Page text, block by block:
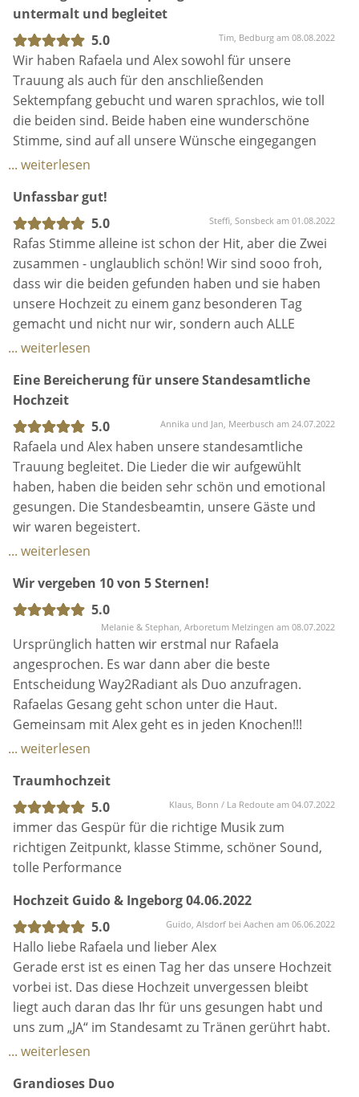
Professionalität ab, die seinesgleichen sucht. Rafa
und Alex haben wundervolle Stimmen, die
zusammen mit der Giratten-Begleitung von Alex
phantastisch zur Geltung kommen - da sitzt jeder
Ton. Wir sind überglücklich, die beiden für unsere
Hochzeit gebucht zu haben. DANKE!
untermalt und begleitet
5.0
Tim, Bedburg am 08.08.2022
Wir haben Rafaela und Alex sowohl für unsere
Trauung als auch für den anschließenden
Sektempfang gebucht und waren sprachlos, wie toll
die beiden sind. Beide haben eine wunderschöne
Stimme, sind auf all unsere Wünsche eingegangen
und haben nicht nur uns sondern auch alle unsere
unserem wichtigsten Tag dabei gehabt zu haben.
... weiterlesen
Unfassbar gut!
5.0
Steffi, Sonsbeck am 01.08.2022
Rafas Stimme alleine ist schon der Hit, aber die Zwei
zusammen - unglaublich schön! Wir sind sooo froh,
dass wir die beiden gefunden haben und sie haben
unsere Hochzeit zu einem ganz besonderen Tag
gemacht und nicht nur wir, sondern auch ALLE
Gäste, waren hin und weg! Alex schafft nur mit einer
alle, die auch mal das Vergnügen haben werden!
... weiterlesen
Eine Bereicherung für unsere Standesamtliche
Hochzeit
5.0
Annika und Jan, Meerbusch am 24.07.2022
Rafaela und Alex haben unsere standesamtliche
Trauung begleitet. Die Lieder die wir aufgewühlt
haben, haben die beiden sehr schön und emotional
gesungen. Die Standesbeamtin, unsere Gäste und
wir waren begeistert.
Nächstes Jahr kommen die beiden zu unserer freien
freuen wir uns schon sehr.
... weiterlesen
Wir vergeben 10 von 5 Sternen!
5.0
Melanie & Stephan, Arboretum Melzingen am 08.07.2022
Ursprünglich hatten wir erstmal nur Rafaela
angesprochen. Es war dann aber die beste
Entscheidung Way2Radiant als Duo anzufragen.
Rafaelas Gesang geht schon unter die Haut.
Gemeinsam mit Alex geht es in jeden Knochen!!!
Besser hätte es nicht sein können.
Vielen Dank, dass ihr uns einen so tollen Tag
beschert habt.
... weiterlesen
Traumhochzeit
5.0
Klaus, Bonn / La Redoute am 04.07.2022
immer das Gespür für die richtige Musik zum
richtigen Zeitpunkt, klasse Stimme, schöner Sound,
tolle Performance
Hochzeit Guido & Ingeborg 04.06.2022
5.0
Guido, Alsdorf bei Aachen am 06.06.2022
Hallo liebe Rafaela und lieber Alex
Gerade erst ist es einen Tag her das unsere Hochzeit
vorbei ist. Das diese Hochzeit unvergessen bleibt
liegt auch daran das Ihr für uns gesungen habt und
uns zum „JA“ im Standesamt zu Tränen gerührt habt.
Euere Stimmen haben uns und die Gäste verzaubert
weil ihr einfach nur klasse seit.
... weiterlesen
Grandioses Duo